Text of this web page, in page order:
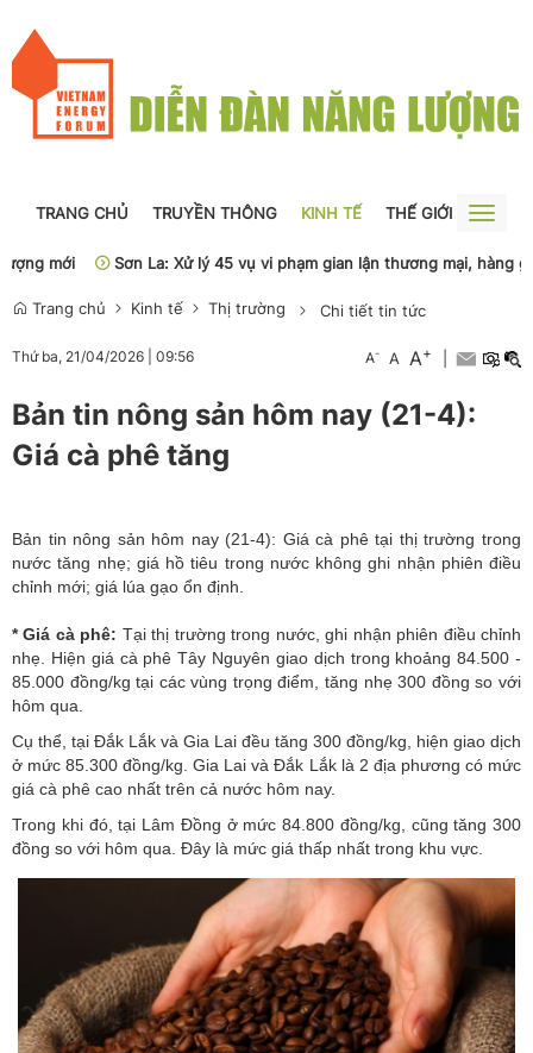
TRANG CHỦ TRUYỀN THÔNG KINH TẾ THẾ GIỚI
Toggle
mới
Sơn La: Xử lý 45 vụ vi phạm gian lận thương mại, hàng giả
Trang chủ Kinh tế Thị trường Chi tiết tin tức
Thứ ba, 21/04/2026 09:56 A- A A+
Bản tin nông sản hôm nay (21-4):
Giá cà phê tăng
Bản tin nông sản hôm nay (21-4): Giá cà phê tại thị trường trong
nước tăng nhẹ; giá hồ tiêu trong nước không ghi nhận phiên điều
chỉnh mới; giá lúa gạo ổn định.
* Giá cà phê: Tại thị trường trong nước, ghi nhận phiên điều chỉnh
nhẹ. Hiện giá cà phê Tây Nguyên giao dịch trong khoảng 84.500 -
85.000 đồng/kg tại các vùng trọng điểm, tăng nhẹ 300 đồng so với
hôm qua.
Cụ thể, tại Đắk Lắk và Gia Lai đều tăng 300 đồng/kg, hiện giao dịch
ở mức 85.300 đồng/kg. Gia Lai và Đắk Lắk là 2 địa phương có mức
giá cà phê cao nhất trên cả nước hôm nay.
Trong khi đó, tại Lâm Đồng ở mức 84.800 đồng/kg, cũng tăng 300
đồng so với hôm qua. Đây là mức giá thấp nhất trong khu vực.